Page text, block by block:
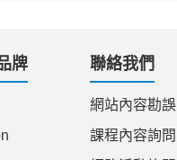
牌 聯絡我們
網站內容勘誤
課程內容詢問